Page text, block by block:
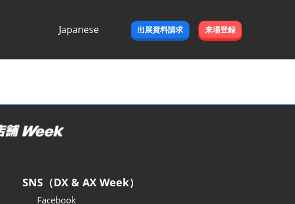
Japanese
出展資料請求 来場登録
SNS（DX & AX Week）
Facebook